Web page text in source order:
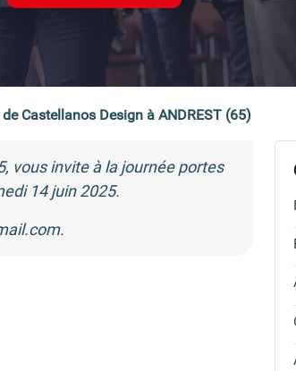
Castellanos Design à ANDREST (65)
vous invite à la journée portes
14 juin 2025.